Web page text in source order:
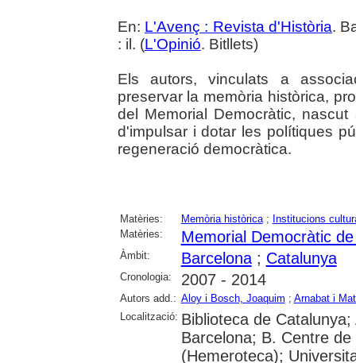
En: L'Avenç : Revista d'Història.
: il. (L'Opinió. Bitllets)
Els autors, vinculats a
preservar la memòria històrica,
del Memorial Democràtic,
d'impulsar i dotar les polítiques
regeneració democràtica.
Matèries: Memòria històrica; Institucions
Matèries:
Memorial Democràtic
Àmbit: Barcelona; Catalunya
Cronologia: 2007 - 2014
Autors add.: Aloy i Bosch, Joaquim ; Arnabat i
Localització: Biblioteca de
Barcelona; B. Centre
(Hemeroteca);